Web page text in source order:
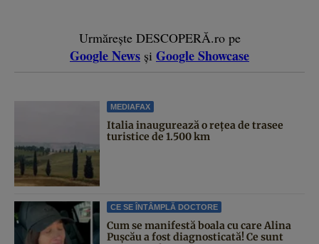
Urmărește DESCOPERĂ.ro pe
Google News și Google Showcase
MEDIAFAX
Italia inaugurează o rețea de trasee
turistice de 1.500 km
CE SE ÎNTÂMPLĂ DOCTORE
Cum se manifestă boala cu care Alina
Pușcău a fost diagnosticată! Ce sunt